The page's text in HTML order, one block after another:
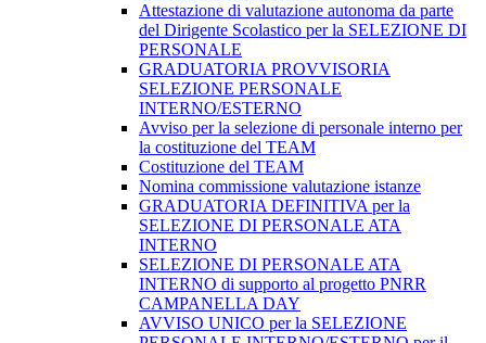
Attestazione di valutazione autonoma da parte
del Dirigente Scolastico per la SELEZIONE DI
PERSONALE
GRADUATORIA PROVVISORIA
SELEZIONE PERSONALE
INTERNO/ESTERNO
Avviso per la selezione di personale interno per
la costituzione del TEAM
Costituzione del TEAM
Nomina commissione valutazione istanze
GRADUATORIA DEFINITIVA per la
SELEZIONE DI PERSONALE ATA
INTERNO
SELEZIONE DI PERSONALE ATA
INTERNO di supporto al progetto PNRR
CAMPANELLA DAY
AVVISO UNICO per la SELEZIONE